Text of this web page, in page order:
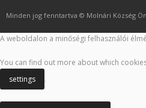
Minden jog fenntartva © Molnári Község
A weboldalon a minőségi felhasználói
You can find out more about which
settings
.